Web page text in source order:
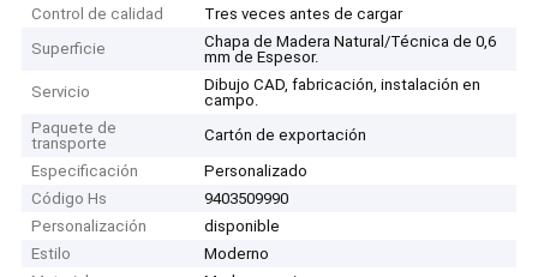
Control de calidad
Tres veces antes de cargar
Superficie
Chapa de Madera Natural/Técnica de 0,6
mm de Espesor.
Servicio
Dibujo CAD, fabricación, instalación en
campo.
Paquete de
transporte
Cartón de exportación
Especificación
Personalizado
Código Hs
9403509990
Personalización
disponible
Estilo
Moderno